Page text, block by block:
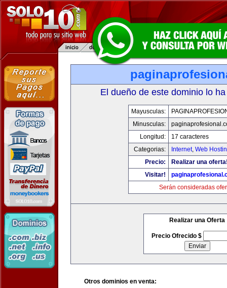
El dueño de este dominio lo
Mayusculas:
Minusculas:
Longitud:
17 caracteres
Categorias:
Internet, Web
Precio:
Realizar una
Visitar!
Serán consideradas
Realizar una Oferta
Precio Ofrecido $
Otros dominios en venta: